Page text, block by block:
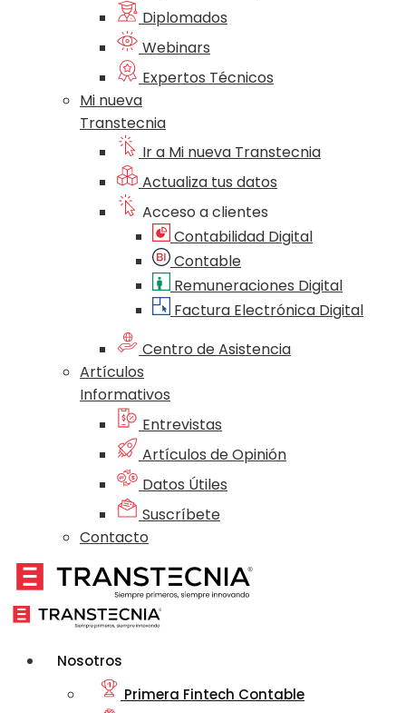
Diplomados
Webinars
Expertos Técnicos
Mi nueva
Transtecnia
Ir a Mi nueva Transtecnia
Actualiza tus datos
Acceso a clientes
Contabilidad Digital
Contable
Remuneraciones Digital
Factura Electrónica Digital
Centro de Asistencia
Artículos
Informativos
Entrevistas
Artículos de Opinión
Datos Útiles
Suscríbete
Contacto
Nosotros
Primera Fintech Contable